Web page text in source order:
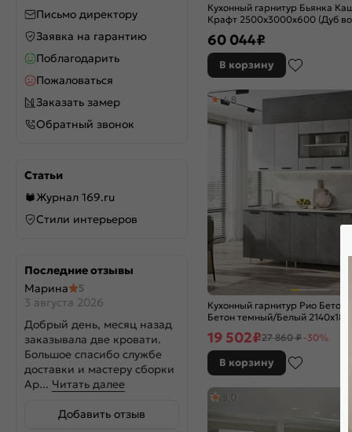
Айленд Силк
Аквамарин
Амбер
Антрацит
Белая текстурная
Белое дерево
Белый глянцевый
Белый матовый
Белый снег софт
Бетон светлый
Бетон темный
Брайш вайт
Браш
Браш Блю
Браш Вайт
Браш вайт/Прайм
Браш Деним Блю
Браш Мени Грин
Письмо директору
Заявка на гарантию
Поблагодарить
Пожаловаться
Заказать замер
Обратный звонок
Статьи
Журнал 169.ru
Стили интерьеров
Последние отзывы
Марина
5
3 августа 2026
Добрый день, месяц назад
заказывала две кровати.
Большое спасибо службе
доставки и мастеру сборки
Ар... Читать далее
Добавить отзыв
Кухонный гарнитур Бьянка
Крафт 2500x3000x600 (Дуб
60 044₽
В корзину
Кухонный гарнитур Рио Бетон
Бетон темный/Белый
4,8
19 502₽27 860 ₽ -30%
В корзину
5,0